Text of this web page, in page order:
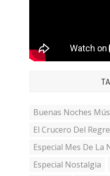
Buenas Noches
El Crucero Del
Especial Mes De La
Especial Nostalgia